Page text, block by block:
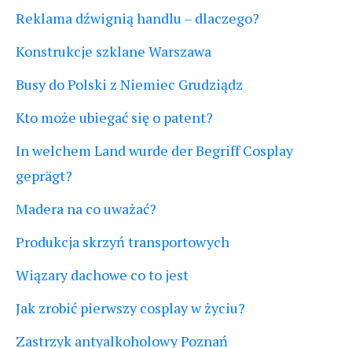
Reklama dźwignią handlu – dlaczego?
Konstrukcje szklane Warszawa
Busy do Polski z Niemiec Grudziądz
Kto może ubiegać się o patent?
In welchem Land wurde der Begriff Cosplay
geprägt?
Madera na co uważać?
Produkcja skrzyń transportowych
Wiązary dachowe co to jest
Jak zrobić pierwszy cosplay w życiu?
Zastrzyk antyalkoholowy Poznań